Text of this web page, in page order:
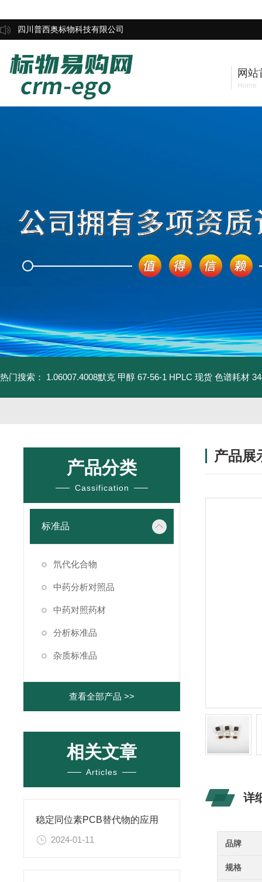
四川普西奥标物科技有限公司
网站
Home
热门搜索： 1.06007.4008默克 甲醇 67-56-1 HPLC 现货 色谱耗材
产品分类
Cassification
标准品
氘代化合物
中药分析对照品
中药对照药材
分析标准品
杂质标准品
查看全部产品 >>
相关文章
Articles
稳定同位素PCB替代物的应用
2024-01-11
产品展
详
品牌
规格